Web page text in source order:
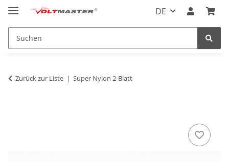
DE
Zurück zur Liste Super Nylon 2-Blatt